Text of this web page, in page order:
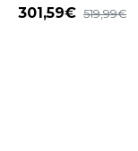
301,59 519,99